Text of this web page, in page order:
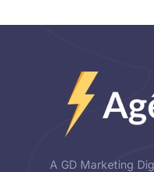
A GD Marketing